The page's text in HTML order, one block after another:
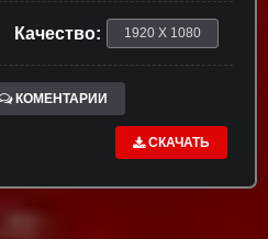
Качество: 1920 X 1080
КОМЕНТАРИИ
СКАЧАТЬ